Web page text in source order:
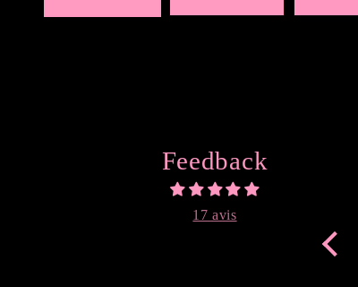
Feedback
17 avis